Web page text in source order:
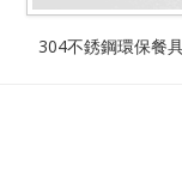
304不銹鋼環保餐